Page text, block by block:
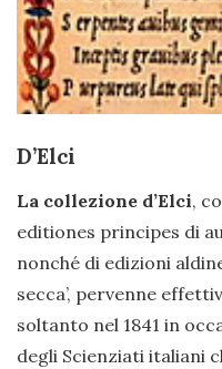
D’Elci
La collezione d’Elci,
editiones principes di
nonché di edizioni
secca’, pervenne
soltanto nel 1841 in
degli Scienziati italiani